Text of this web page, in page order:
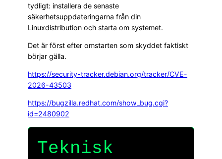
tydligt: installera de senaste
säkerhetsuppdateringarna från din
Linuxdistribution och starta om systemet.
Det är först efter omstarten som skyddet faktiskt
börjar gälla.
https://security-tracker.debian.org/tracker/CVE-
2026-43503
https://bugzilla.redhat.com/show_bug.cgi?
id=2480902
Teknisk